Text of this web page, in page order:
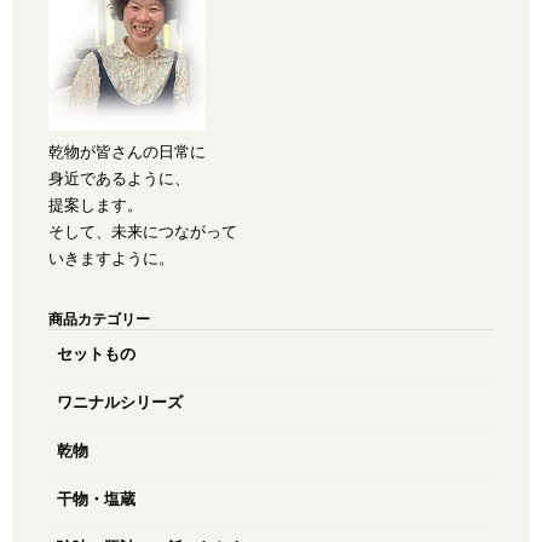
乾物が皆さんの日常に
身近であるように、
提案します。
そして、未来につながって
いきますように。
商品カテゴリー
セットもの
ワニナルシリーズ
乾物
干物・塩蔵